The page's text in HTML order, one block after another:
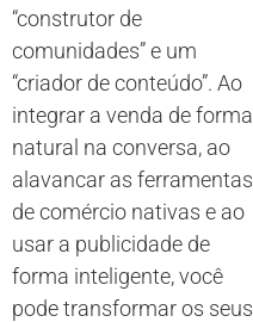
“construtor de
comunidades” e um
“criador de conteúdo”. Ao
integrar a venda de forma
natural na conversa, ao
alavancar as ferramentas
de comércio nativas e ao
usar a publicidade de
forma inteligente, você
pode transformar os seus